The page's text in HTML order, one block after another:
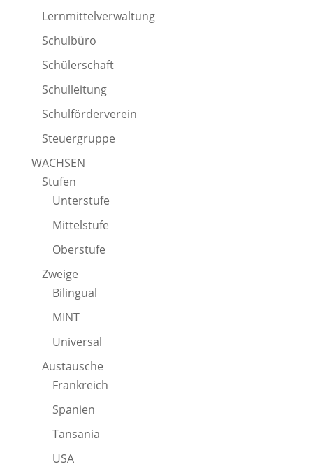
Lernmittelverwaltung
Schulbüro
Schülerschaft
Schulleitung
Schulförderverein
Steuergruppe
WACHSEN
Stufen
Unterstufe
Mittelstufe
Oberstufe
Zweige
Bilingual
MINT
Universal
Austausche
Frankreich
Spanien
Tansania
USA